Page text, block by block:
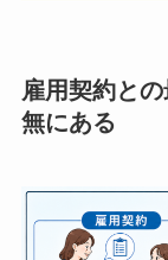
雇用契約と
無にある